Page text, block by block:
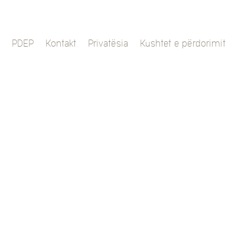
PDEP Kontakt Privatësia Kushtet e përdorimit